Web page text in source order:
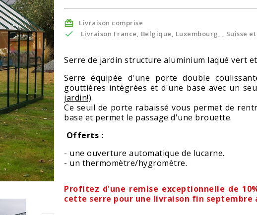
(3 avis)
 Livraison comprise
 Livraison France, Belgique, Luxembourg, , Suisse et
Serre de jardin structure aluminium laqué vert
Serre équipée d'une porte double
gouttières intégrées et d'une base avec un
jardin!).
Ce seuil de porte rabaissé vous permet de
base et permet le passage d'une brouette.
Offerts :
- une ouverture automatique de lucarne.
- un thermomètre/hygromètre.
Profitez d'une remise exceptionnelle de
cette serre pour une livraison fin septembre